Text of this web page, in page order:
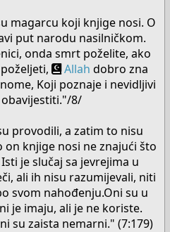
magarcu koji knjige nosi. O
put narodu nasilničkom.
onda smrt poželite, ako
poželjeti,
Allah dobro zna
Koji poznaje i nevidljivi
obavijestiti."/8/
provodili, a zatim to nisu
on knjige nosi ne znajući što
je slučaj sa jevrejima u
ali ih nisu razumijevali, niti
svom nahođenju.Oni su u
je imaju, ali je ne koriste.
su zaista nemarni." (7:179)​